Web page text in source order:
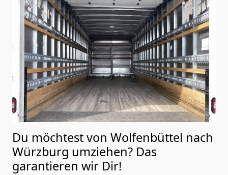
Du möchtest von Wolfenbüttel nach
Würzburg umziehen? Das
garantieren wir Dir!